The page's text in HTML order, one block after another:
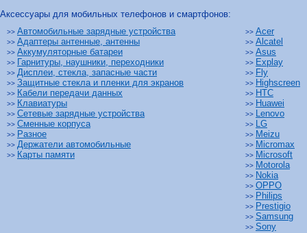
Аксессуары для мобильных телефонов и смартфонов:
>> Автомобильные зарядные устройства
>> Адаптеры антенные, антенны
>> Аккумуляторные батареи
>> Гарнитуры, наушники, переходники
>> Дисплеи, стекла, запасные части
>> Защитные стекла и пленки для экранов
>> Кабели передачи данных
>> Клавиатуры
>> Сетевые зарядные устройства
>> Сменные корпуса
>> Разное
>> Держатели автомобильные
>> Карты памяти
>> Acer
>> Alcatel
>> Asus
>> Explay
>> Fly
>> Highscreen
>> HTC
>> Huawei
>> Lenovo
>> LG
>> Meizu
>> Micromax
>> Microsoft
>> Motorola
>> Nokia
>> OPPO
>> Philips
>> Prestigio
>> Samsung
>> Sony